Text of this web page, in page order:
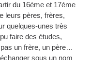
du 16éme et 17éme
leurs pères, frères,
quelques-unes très
faire des études,
un frère, un père…
sous un nom